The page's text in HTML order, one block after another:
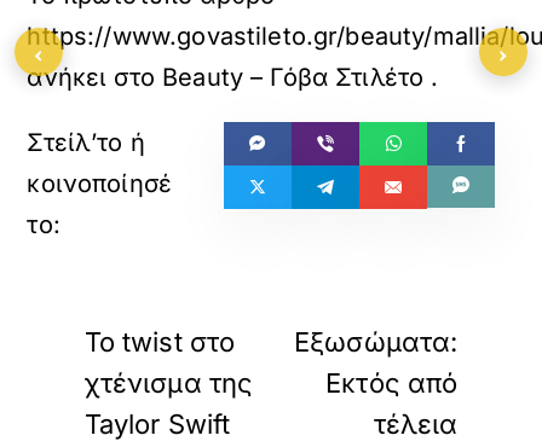
https://www.govastileto.gr/beauty/mallia/
ανήκει στο Beauty – Γόβα Στιλέτο .
To twist στο
χτένισμα της
Taylor Swift
Eξωσώματα:
Εκτός από
τέλεια
‹ ›